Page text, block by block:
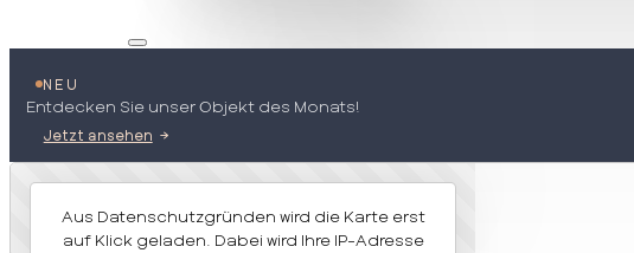
NEU
Entdecken Sie unser Objekt des Monats!
Jetzt ansehen
Aus Datenschutzgründen wird die Karte erst
auf Klick geladen. Dabei wird Ihre IP-Adresse